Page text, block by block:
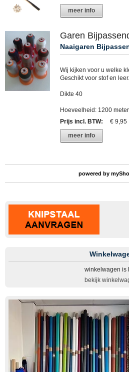
meer info
Garen
Naaigaren
Wij kijken voor u welke
Geschikt voor stof en leer.
Dikte 40
Hoeveelheid: 1200 meter
Prijs incl. BTW:
€ 9,95
meer info
powered by
winkelwagen is
bekijk